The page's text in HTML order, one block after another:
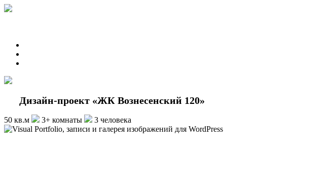
Дизайн-проект «ЖК Вознесенский 120»
50 кв.м 3+ комнаты 3 человека